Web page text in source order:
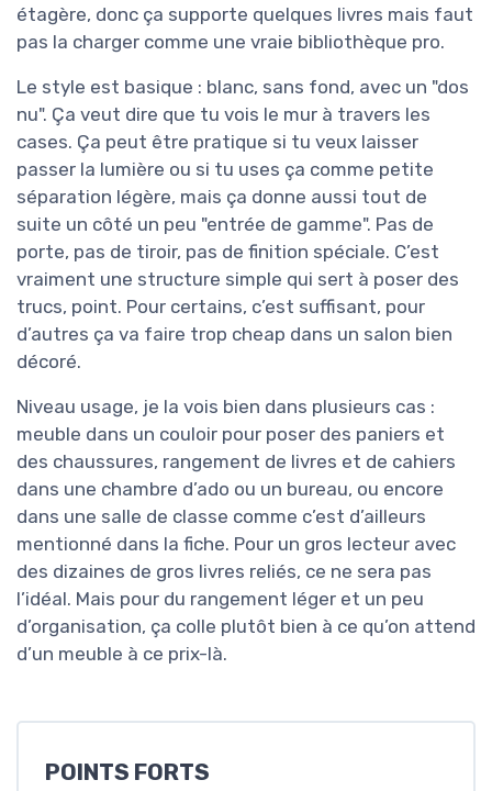
étagère, donc ça supporte quelques livres mais faut
pas la charger comme une vraie bibliothèque pro.
Le style est basique : blanc, sans fond, avec un "dos
nu". Ça veut dire que tu vois le mur à travers les
cases. Ça peut être pratique si tu veux laisser
passer la lumière ou si tu uses ça comme petite
séparation légère, mais ça donne aussi tout de
suite un côté un peu "entrée de gamme". Pas de
porte, pas de tiroir, pas de finition spéciale. C’est
vraiment une structure simple qui sert à poser des
trucs, point. Pour certains, c’est suffisant, pour
d’autres ça va faire trop cheap dans un salon bien
décoré.
Niveau usage, je la vois bien dans plusieurs cas :
meuble dans un couloir pour poser des paniers et
des chaussures, rangement de livres et de cahiers
dans une chambre d’ado ou un bureau, ou encore
dans une salle de classe comme c’est d’ailleurs
mentionné dans la fiche. Pour un gros lecteur avec
des dizaines de gros livres reliés, ce ne sera pas
l’idéal. Mais pour du rangement léger et un peu
d’organisation, ça colle plutôt bien à ce qu’on attend
d’un meuble à ce prix-là.
POINTS FORTS